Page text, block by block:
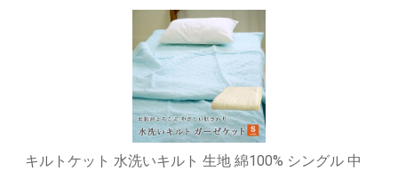
キルトケット 水洗いキルト 生地 綿100% シングル 中